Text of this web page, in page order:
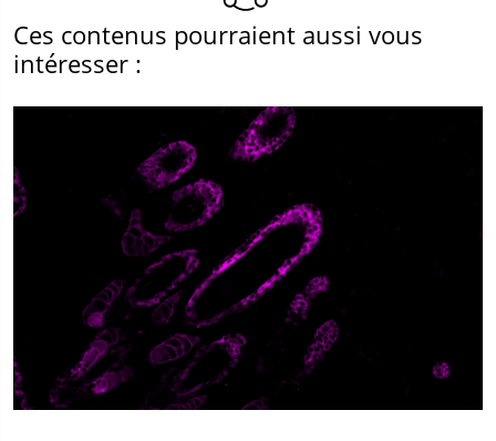
Ces contenus pourraient aussi vous
intéresser :